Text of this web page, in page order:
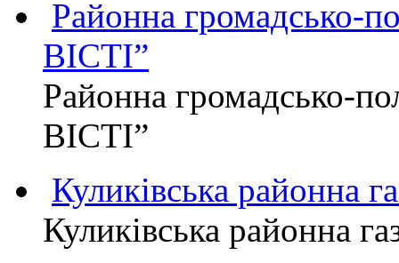
Районна громадсько-
ВІСТІ”
Районна громадсько-
ВІСТІ”
Куликівська районна
Куликівська районна